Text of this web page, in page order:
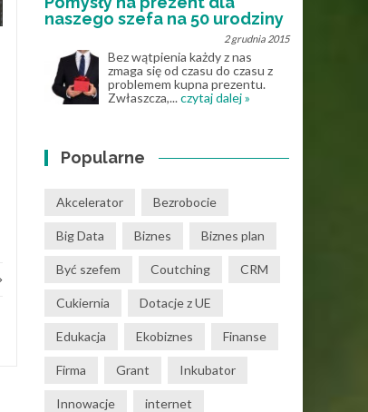
Doradcy kredytowi, znani
również jako brokerzy,
odgrywają kluczową rolę w
procesie uzyskiwania kredytu
hipotecznego. W...
naszego szefa na 50 urodziny
2 grudnia 2015
Bez wątpienia każdy z nas
zmaga się od czasu do czasu z
problemem kupna prezentu.
Zwłaszcza,...czytaj dalej »
Popularne
Akcelerator Bezrobocie
Big Data Biznes Biznes plan
Być szefem Coutching CRM
Cukiernia Dotacje z UE
Edukacja Ekobiznes Finanse
Firma Grant Inkubator
Innowacje internet